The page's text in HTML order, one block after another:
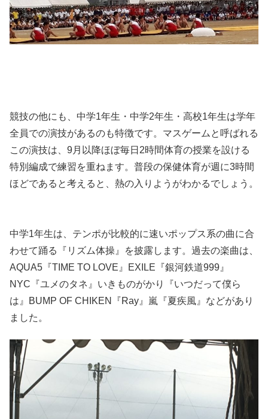
競技の他にも、中学1年生・中学2年生・高校1年生は学年
全員での演技があるのも特徴です。マスゲームと呼ばれる
この演技は、9月以降ほぼ毎日2時間体育の授業を設ける
特別編成で練習を重ねます。普段の保健体育が週に3時間
ほどであると考えると、熱の入りようがわかるでしょう。
中学1年生は、テンポが比較的に速いポップス系の曲に合
わせて踊る『リズム体操』を披露します。過去の楽曲は、
AQUA5『TIME TO LOVE』EXILE『銀河鉄道999』
NYC『ユメのタネ』いきものがかり『いつだって僕ら
は』BUMP OF CHIKEN『Ray』嵐『夏疾風』などがあり
ました。